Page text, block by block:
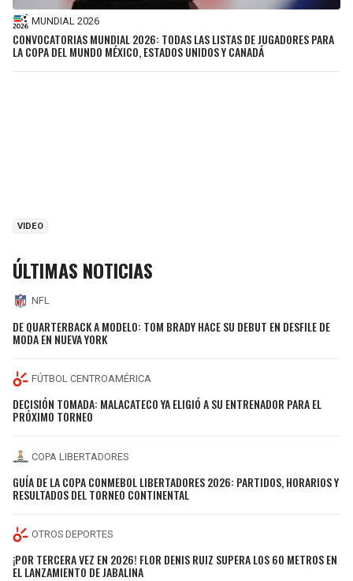
MUNDIAL 2026
CONVOCATORIAS MUNDIAL 2026: TODAS LAS LISTAS DE JUGADORES PARA
LA COPA DEL MUNDO MÉXICO, ESTADOS UNIDOS Y CANADÁ
VIDEO
ÚLTIMAS NOTICIAS
NFL
DE QUARTERBACK A MODELO: TOM BRADY HACE SU DEBUT EN DESFILE DE
MODA EN NUEVA YORK
FÚTBOL CENTROAMÉRICA
DECISIÓN TOMADA: MALACATECO YA ELIGIÓ A SU ENTRENADOR PARA EL
PRÓXIMO TORNEO
COPA LIBERTADORES
GUÍA DE LA COPA CONMEBOL LIBERTADORES 2026: PARTIDOS, HORARIOS Y
RESULTADOS DEL TORNEO CONTINENTAL
OTROS DEPORTES
¡POR TERCERA VEZ EN 2026! FLOR DENIS RUIZ SUPERA LOS 60 METROS EN
EL LANZAMIENTO DE JABALINA